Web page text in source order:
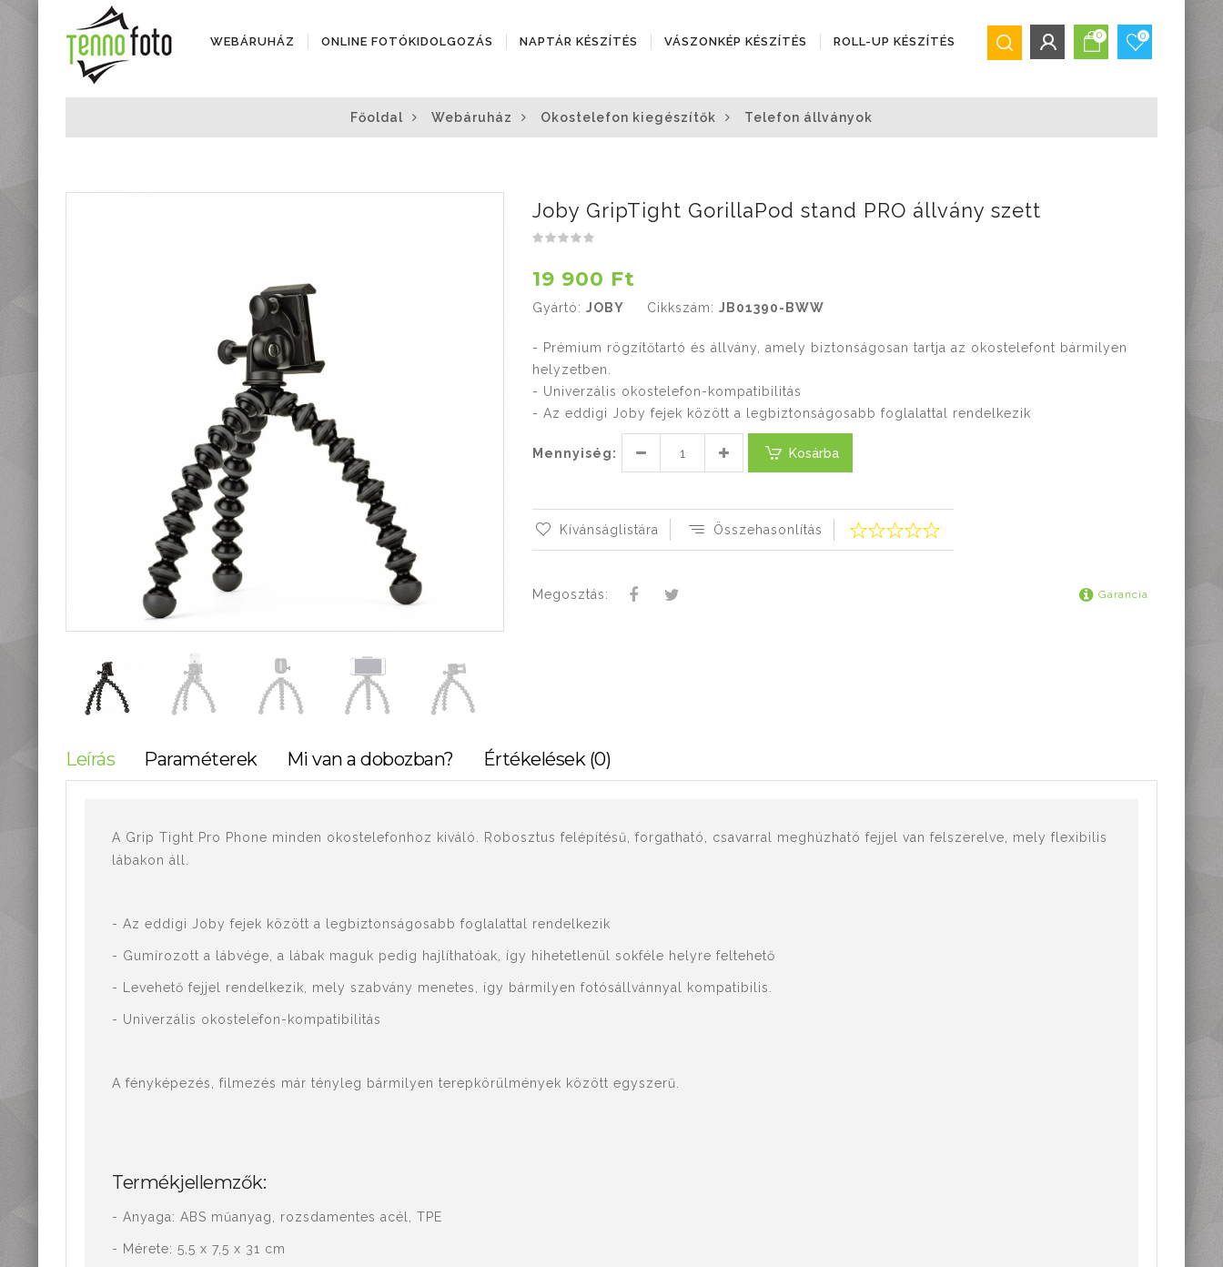
WEBÁRUHÁZ
Objektívek
Állványok
Diktafonok, Diktafon
tartozékok
Markolatok
Vakuk
Távcsövek,
teleszkópok
Táskák, tokok
Okostelefon
kiegészítők
Könyvek
Fűthető ruházat
Fotóalbum, képkeret
Stúdió és labor
Mikroszkópok és
nagyítók
Lámpa, Fejlámpa
Időjárás állomás,
mérőeszközök
ONLINE FOTÓKIDOLGOZÁS NAPTÁR KÉSZÍTÉS VÁSZONKÉP KÉSZÍTÉS ROLL-UP KÉSZÍTÉS
Bejelentkezés
0 0
Főoldal Webáruház Okostelefon kiegészítők Telefon állványok
Joby GripTight GorillaPod stand PRO állvány szett
19 900 Ft
Gyártó: JOBY Cikkszám: JB01390-BWW
- Prémium rögzítőtartó és állvány, amely biztonságosan tartja az okostelefont bármilyen
helyzetben.
- Univerzális okostelefon-kompatibilitás
- Az eddigi Joby fejek között a legbiztonságosabb foglalattal rendelkezik
Mennyiség: Kosárba
Kívánságlistára Összehasonlítás
Megosztás: Garancia
Leírás Paraméterek Mi van a dobozban? Értékelések (0)
A Grip Tight Pro Phone minden okostelefonhoz kiváló. Robosztus felépítésű, forgatható, csavarral meghúzható fejjel van felszerelve, mely flexibilis
lábakon áll.
- Az eddigi Joby fejek között a legbiztonságosabb foglalattal rendelkezik
- Gumírozott a lábvége, a lábak maguk pedig hajlíthatóak, így hihetetlenül sokféle helyre feltehető
- Levehető fejjel rendelkezik, mely szabvány menetes, így bármilyen fotósállvánnyal kompatibilis.
- Univerzális okostelefon-kompatibilitás
A fényképezés, filmezés már tényleg bármilyen terepkörülmények között egyszerű.
Termékjellemzők:
- Anyaga: ABS műanyag, rozsdamentes acél, TPE
- Mérete: 5,5 x 7,5 x 31 cm